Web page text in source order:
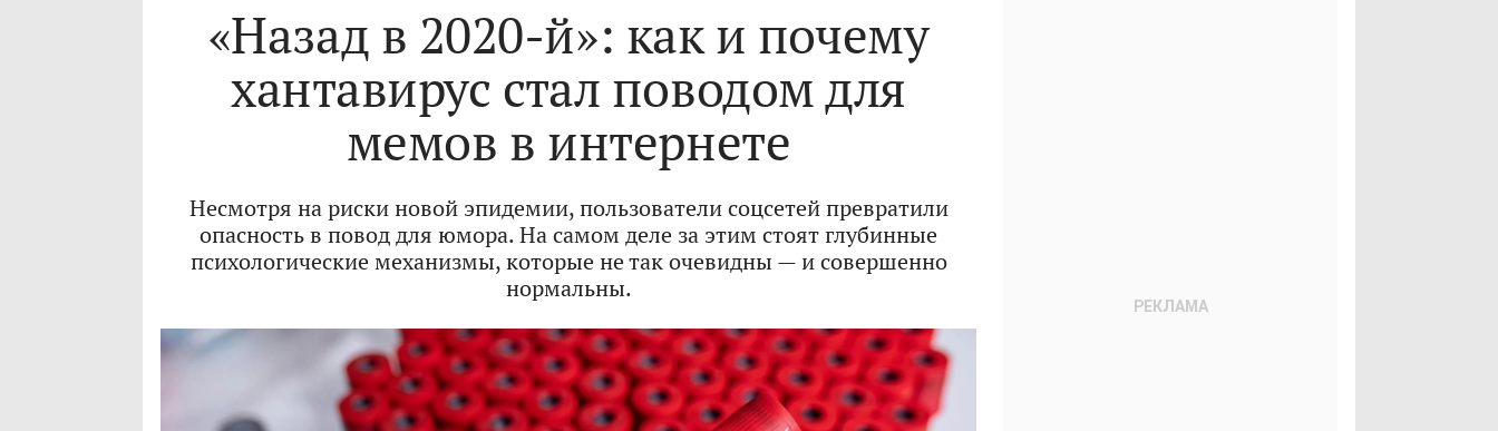
«Назад в 2020-й»: как и почему
хантавирус стал поводом для
мемов в интернете
Несмотря на риски новой эпидемии, пользователи соцсетей превратили
опасность в повод для юмора. На самом деле за этим стоят глубинные
психологические механизмы, которые не так очевидны — и совершенно
нормальны.